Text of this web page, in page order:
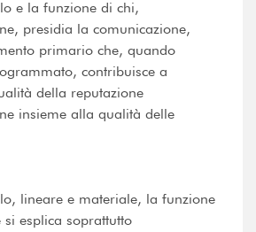
e la funzione di chi,
presidia la comunicazione,
primario che, quando
contribuisce a
della reputazione
insieme alla qualità delle
lineare e materiale, la funzione
esplica soprattutto